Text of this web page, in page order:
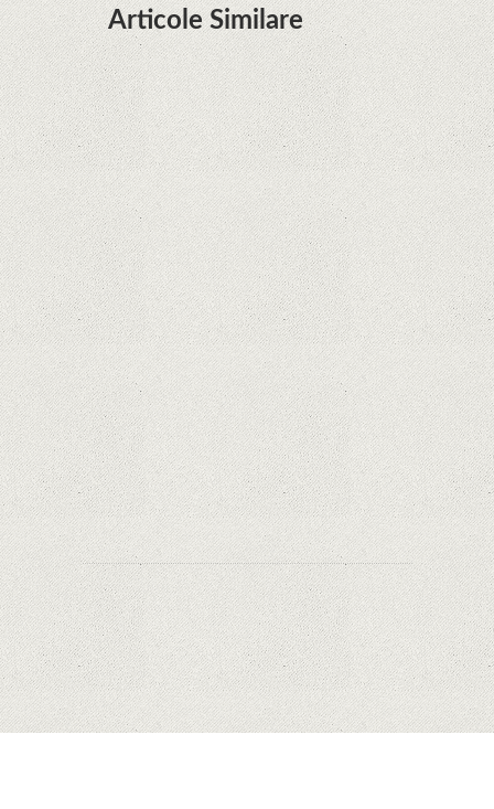
Articole Similare
Descoperire remarcabilă. Genomul uman nu mai
are secrete
iPhone 12 Mini, bijuteria - TECH REVIEW
Apple cedează, în sfârșit. Piese de schimb pentru
iPhone și Mac, puse în vânzare
Rețelele sociale au pierdut deja 10 miliarde de
dolari din cauza noilor reguli Apple privind
urmărirea utilizatorilor